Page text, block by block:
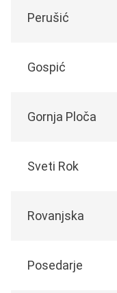
Perušić
Gospić
Gornja Ploča
Sveti Rok
Rovanjska
Posedarje